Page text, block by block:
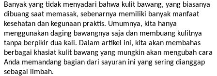
Banyak yang tidak menyadari bahwa kulit bawang, yang biasanya
dibuang saat memasak, sebenarnya memiliki banyak manfaat
kesehatan dan kegunaan praktis. Umumnya, kita hanya
menggunakan daging bawangnya saja dan membuang kulitnya
tanpa berpikir dua kali. Dalam artikel ini, kita akan membahas
berbagai khasiat kulit bawang yang mungkin akan mengubah cara
Anda memandang bagian dari sayuran ini yang sering dianggap
sebagai limbah.